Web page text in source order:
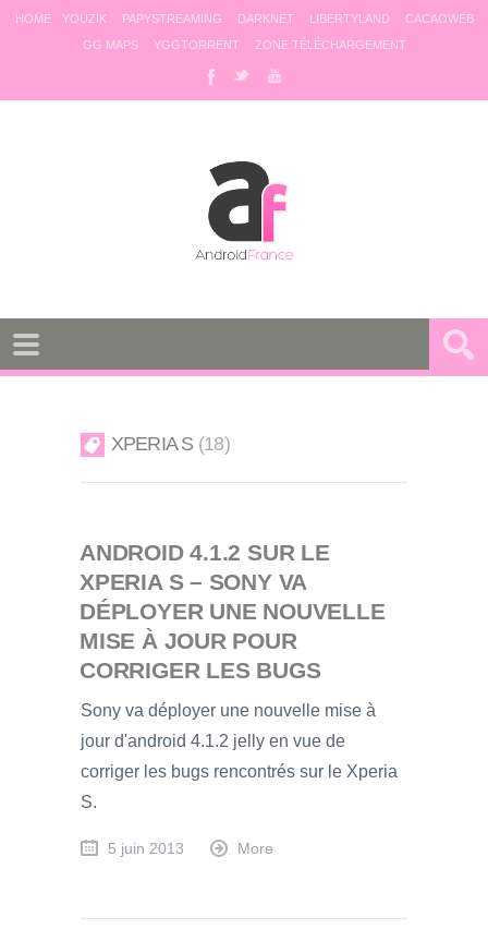
HOME YOUZIK PAPYSTREAMING DARKNET LIBERTYLAND
CACAOWEB
GG MAPS
YGGTORRENT ZONE TÉLÉCHARGEMENT
XPERIA S 18
ANDROID 4.1.2 SUR LE
XPERIA S – SONY VA
DÉPLOYER UNE NOUVELLE
MISE À JOUR POUR
CORRIGER LES BUGS
Sony va déployer une nouvelle mise à
jour d'android 4.1.2 jelly en vue de
corriger les bugs rencontrés sur le Xperia
S.
5 juin 2013 More